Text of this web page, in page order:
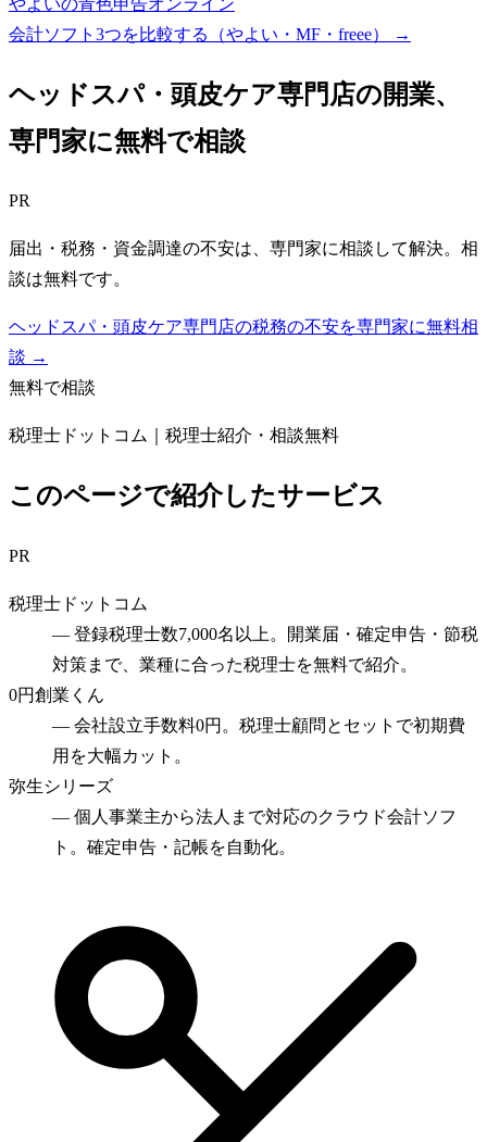
会計ソフト3つを比較する（やよい・MF・freee）
→
ヘッドスパ・頭皮ケア専門店の開業、
専門家に無料で相談
PR
届出・税務・資金調達の不安は、専門家に相談して解決。相
談は無料です。
ヘッドスパ・頭皮ケア専門店の税務の不安を専門家に無料相
談 →
無料で相談
税理士ドットコム｜税理士紹介・相談無料
このページで紹介したサービス
PR
税理士ドットコム
— 登録税理士数7,000名以上。開業届・確定申告・節税
対策まで、業種に合った税理士を無料で紹介。
0円創業くん
— 会社設立手数料0円。税理士顧問とセットで初期費
用を大幅カット。
弥生シリーズ
— 個人事業主から法人まで対応のクラウド会計ソフ
ト。確定申告・記帳を自動化。